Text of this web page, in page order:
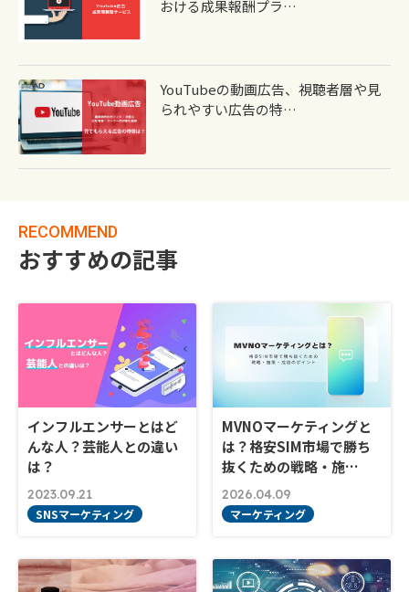
おける成果報酬プラ…
YouTubeの動画広告、視聴者層や見
られやすい広告の特…
RECOMMEND
おすすめの記事
インフルエンサーとはど
んな人？芸能人との違い
は？
2023.09.21
SNSマーケティング
MVNOマーケティングと
は？格安SIM市場で勝ち
抜くための戦略・施…
2026.04.09
マーケティング